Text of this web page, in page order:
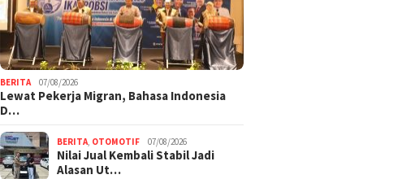
BERITA 07/08/2026
Lewat Pekerja Migran, Bahasa Indonesia
D…
BERITA, OTOMOTIF 07/08/2026
Nilai Jual Kembali Stabil Jadi
Alasan Ut…